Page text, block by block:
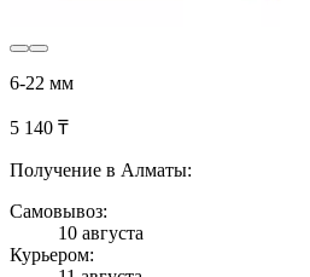
6-22 мм
5 140 ₸
Получение в Алматы:
Самовывоз:
10 августа
Курьером: